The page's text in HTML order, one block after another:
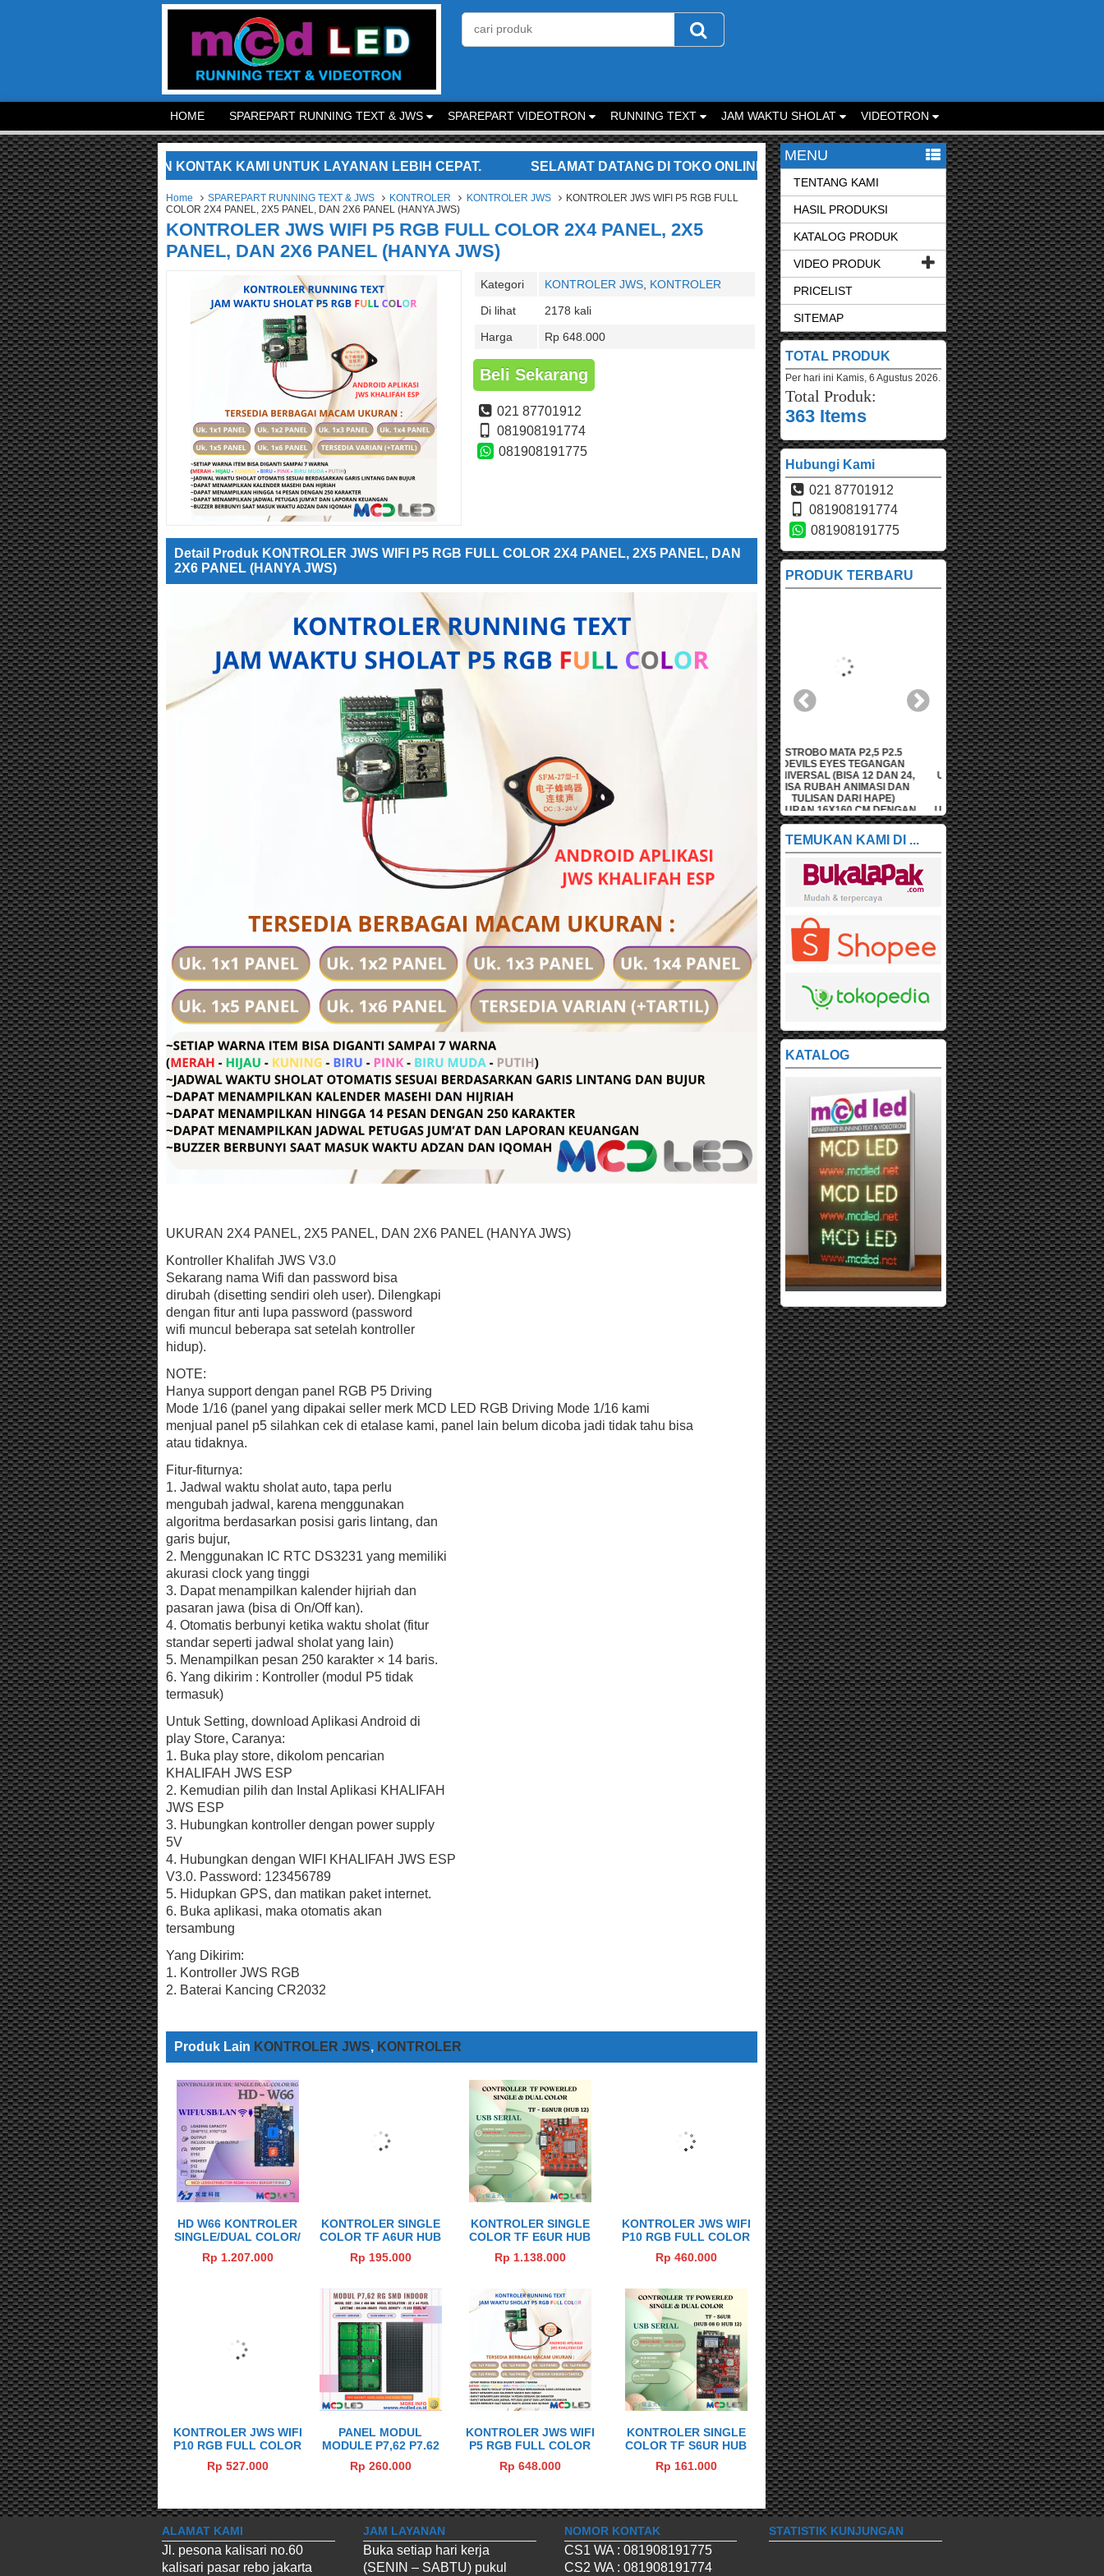
HOME SPAREPART RUNNING TEXT & JWS SPAREPART VIDEOTRON RUNNING TEXT JAM WAKTU SHOLAT VIDEOTRON
SILAKAN KONTAK KAMI UNTUK LAYANAN LEBIH CEPAT. SELAMAT DATANG DI TOKO ONLINE KAMI. SILAKAN KONTAK KAMI UNTUK LAYANAN LEBIH CEPAT.
Home SPAREPART RUNNING TEXT & JWS KONTROLER KONTROLER JWS
KONTROLER JWS WIFI P5 RGB FULL
COLOR 2X4 PANEL, 2X5 PANEL, DAN 2X6 PANEL (HANYA JWS)
KONTROLER JWS WIFI P5 RGB FULL COLOR 2X4 PANEL, 2X5
PANEL, DAN 2X6 PANEL (HANYA JWS)
Kategori KONTROLER JWS KONTROLER
Di lihat
2178 kali
Harga
Rp 648.000
Beli Sekarang
021 87701912
081908191774
081908191775
Detail Produk KONTROLER JWS WIFI P5 RGB FULL COLOR 2X4 PANEL, 2X5 PANEL, DAN
2X6 PANEL (HANYA JWS)
UKURAN 2X4 PANEL, 2X5 PANEL, DAN 2X6 PANEL (HANYA JWS)
Kontroller Khalifah JWS V3.0
Sekarang nama Wifi dan password bisa
dirubah (disetting sendiri oleh user). Dilengkapi
dengan fitur anti lupa password (password
wifi muncul beberapa sat setelah kontroller
hidup).
NOTE:
Hanya support dengan panel RGB P5 Driving
Mode 1/16 (panel yang dipakai seller merk MCD LED RGB Driving Mode 1/16 kami
menjual panel p5 silahkan cek di etalase kami, panel lain belum dicoba jadi tidak tahu bisa
atau tidaknya.
Fitur-fiturnya:
1. Jadwal waktu sholat auto, tapa perlu
mengubah jadwal, karena menggunakan
algoritma berdasarkan posisi garis lintang, dan
garis bujur,
2. Menggunakan IC RTC DS3231 yang memiliki
akurasi clock yang tinggi
3. Dapat menampilkan kalender hijriah dan
pasaran jawa (bisa di On/Off kan).
4. Otomatis berbunyi ketika waktu sholat (fitur
standar seperti jadwal sholat yang lain)
5. Menampilkan pesan 250 karakter × 14 baris.
6. Yang dikirim : Kontroller (modul P5 tidak
termasuk)
Untuk Setting, download Aplikasi Android di
play Store, Caranya:
1. Buka play store, dikolom pencarian
KHALIFAH JWS ESP
2. Kemudian pilih dan Instal Aplikasi KHALIFAH
JWS ESP
3. Hubungkan kontroller dengan power supply
5V
4. Hubungkan dengan WIFI KHALIFAH JWS ESP
V3.0. Password: 123456789
5. Hidupkan GPS, dan matikan paket internet.
6. Buka aplikasi, maka otomatis akan
tersambung
Yang Dikirim:
1. Kontroller JWS RGB
2. Baterai Kancing CR2032
Produk Lain KONTROLER JWS, KONTROLER
HD W66 KONTROLER
SINGLE/DUAL COLOR/
Rp 1.207.000
KONTROLER SINGLE
COLOR TF A6UR HUB
Rp 195.000
KONTROLER SINGLE
COLOR TF E6UR HUB
Rp 1.138.000
KONTROLER JWS WIFI
P10 RGB FULL COLOR
JWS)
Rp 460.000
KONTROLER JWS WIFI
P10 RGB FULL COLOR
TARTIL)
Rp 527.000
PANEL MODUL
MODULE P7,62 P7.62
SMD RG YELLOW
Rp 260.000
KONTROLER JWS WIFI
P5 RGB FULL COLOR
PANEL, DAN 2X3
Rp 648.000
KONTROLER SINGLE
COLOR TF S6UR HUB
Rp 161.000
MENU
TENTANG KAMI
HASIL PRODUKSI
KATALOG PRODUK
VIDEO PRODUK
PRICELIST
SITEMAP
TOTAL PRODUK
Per hari ini Kamis, 6 Agustus 2026.
Total Produk:
363 Items
Hubungi Kami
021 87701912
081908191774
081908191775
PRODUK TERBARU
STROBO MATA P2,5 P2.5
DEVILS EYES TEGANGAN
UNIVERSAL (BISA 12 DAN 24,
BISA RUBAH ANIMASI DAN
TULISAN DARI HAPE)
UKURAN 16X64 CM DENGAN
BOX 20X68 CM
DEVILS EYES TEGANGAN
UNIVERSAL (BISA 12 DAN 24,
BISA RUBAH ANIMASI DAN
TULISAN DARI HAPE)
UKURAN 16X192 CM DENGAN
BOX 20X196 CM
UNIVERSAL (BISA 12 DAN 24,
UKURAN 16X160 CM DENGAN
STROBO MATA P2,5 P2.5
DEVILS EYES TEGANGAN
UNIVERSAL (BISA 12 DAN 24,
BISA RUBAH ANIMASI DAN
TULISAN DARI HAPE)
UKURAN 16X128 CM DENGAN
BOX 20X132 CM
STROBO MATA P2,5 P2.5
DEVILS EYES TEGANGAN
UNIVERSAL (BISA 12 DAN 24,
BISA RUBAH ANIMASI DAN
TULISAN DARI HAPE)
UKURAN 16X96 CM DENGAN
BOX 20X100 CM
TEMUKAN KAMI DI ...
KATALOG
ALAMAT KAMI
Jl. pesona kalisari no.60
kalisari pasar rebo jakarta
JAM LAYANAN
Buka setiap hari kerja
(SENIN – SABTU) pukul
NOMOR KONTAK
CS1 WA : 081908191775
CS2 WA : 081908191774
STATISTIK KUNJUNGAN